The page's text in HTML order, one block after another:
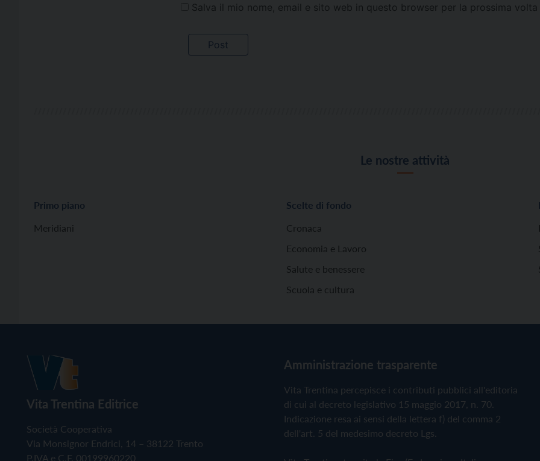
Salva il mio nome, email e sito web in questo browser per la prossima volta
Le nostre attività
Primo piano
Meridiani
Scelte di fondo
Cronaca
Economia e Lavoro
Salute e benessere
Scuola e cultura
Vita Trentina Editrice
Società Cooperativa
Via Monsignor Endrici, 14 – 38122 Trento
P.IVA e C.F. 00199960220
Amministrazione trasparente
Vita Trentina percepisce i contributi pubblici all'editoria
di cui al decreto legislativo 15 maggio 2017, n. 70.
Indicazione resa ai sensi della lettera f) del comma 2
dell'art. 5 del medesimo decreto Lgs.